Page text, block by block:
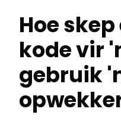
Hoe
kode vir
gebruik